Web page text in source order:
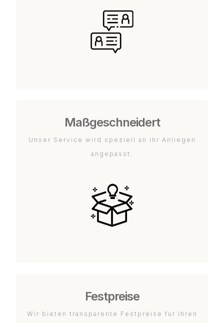
Maßgeschneidert
Unser Service wird speziell an Ihr Anliegen
angepasst.
Festpreise
Wir bieten transparente Festpreise für Ihren